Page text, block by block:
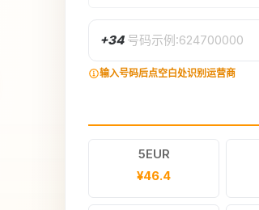
+34 号码示例:624700000
输入号码后点空白处识别运营商
5EUR
¥46.4